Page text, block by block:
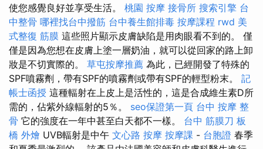
使您感覺良好並享受生活。 桃園 按摩 接骨所 搜索引擎 台
中整骨 哪裡找台中撥筋 台中養生館排毒 按摩課程 rwd 美
式整復 筋膜 這些照片顯示皮膚缺陷是用肉眼看不到的。 僅
僅是因為您想在皮膚上塗一層奶油，就可以從回家的路上卸
妝是不切實際的。 草屯按摩推薦 為此，已經開發了特殊的
SPF噴霧劑，帶有SPF的噴霧劑或帶有SPF的輕型粉末。 記
帳士函授 這種輻射在上皮上是活性的，這是合成維生素D所
需的，佔紫外線輻射的5％。 seo保證第一頁 台中 按摩 整
骨 它的強度在一年中甚至白天都不一樣。 台中 筋膜刀 板
橋 外燴 UVB輻射是中午 文心路 按摩 按摩課 - 台胞證 春季